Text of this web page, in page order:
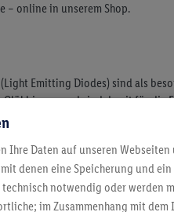
– online in unserem Shop.
Emitting Diodes) sind als
und sind damit für
in der passenden Lichtfarbe zu
eine Auswahl
Ob Sie die
Ihre Daten auf unseren Webseiten
denen eine Speicherung und
notwendig oder werden
im Zusammenhang mit dem